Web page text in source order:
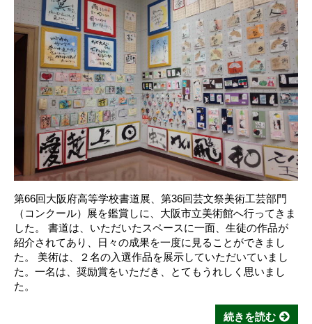
第66回大阪府高等学校書道展、第36回芸文祭美術工芸部門
（コンクール）展を鑑賞しに、大阪市立美術館へ行ってきま
した。 書道は、いただいたスペースに一面、生徒の作品が
紹介されてあり、日々の成果を一度に見ることができまし
た。 美術は、２名の入選作品を展示していただいていまし
た。一名は、奨励賞をいただき、とてもうれしく思いまし
た。
続きを読む